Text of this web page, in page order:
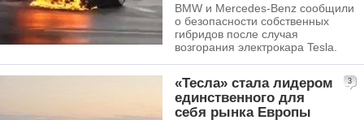
BMW и Mercedes-Benz сообщили
о безопасности собственных
гибридов после случая
возгорания электрокара Tesla.
3
«Тесла» стала лидером
единственного для
себя рынка Европы